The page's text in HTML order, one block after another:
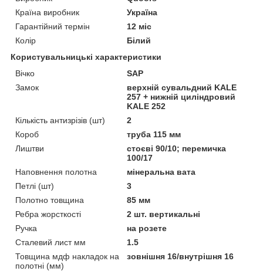
Країна виробник
Україна
Гарантійний термін
12 міс
Колір
Білий
Користувальницькі характеристики
Вічко
SAP
Замок
верхній сувальдний KALE
257 + нижній циліндровий
KALE 252
Кількість антизрізів (шт)
2
Короб
труба 115 мм
Лиштви
стоєві 90/10; перемичка
100/17
Наповнення полотна
мінеральна вата
Петлі (шт)
3
Полотно товщина
85 мм
Ребра жорсткості
2 шт. вертикальні
Ручка
на розете
Сталевий лист мм
1.5
Товщина мдф накладок на
полотні (мм)
зовнішня 16/внутрішня 16